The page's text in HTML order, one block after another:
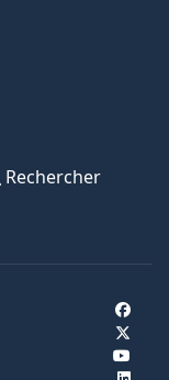
Rechercher